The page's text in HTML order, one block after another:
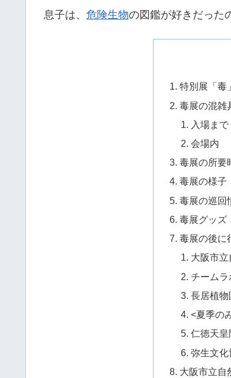
息子は、 危険生物の図鑑が好きだった
特別展「毒」
毒展の混雑
入場まで
会場内
毒展の所要
毒展の様子
毒展の巡回
毒展グッズ
毒展の後に
大阪市
チームラ
長居植物
<夏季の
仁徳天皇
弥生文化
大阪市立自